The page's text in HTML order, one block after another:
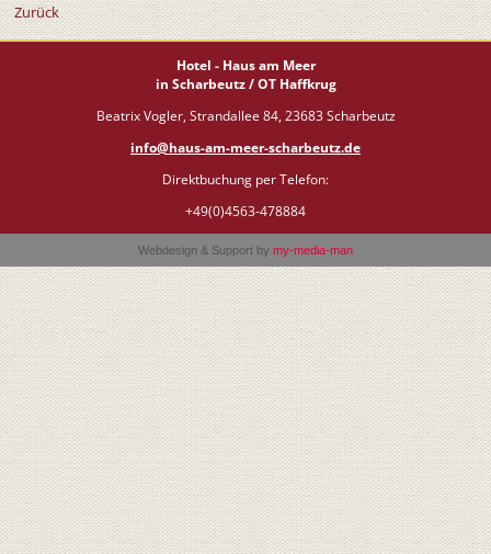
Zurück
Hotel - Haus am Meer
in Scharbeutz / OT Haffkrug
Beatrix Vogler, Strandallee 84, 23683 Scharbeutz
info@haus-am-meer-scharbeutz.de
Direktbuchung per Telefon:
+49(0)4563-478884
Webdesign & Support by my-media-man